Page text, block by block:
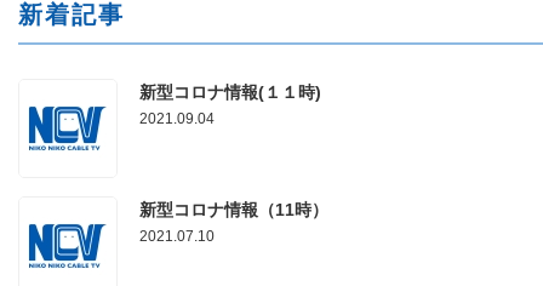
新着記事
新型コロナ情報(１１時)
2021.09.04
新型コロナ情報（11時）
2021.07.10